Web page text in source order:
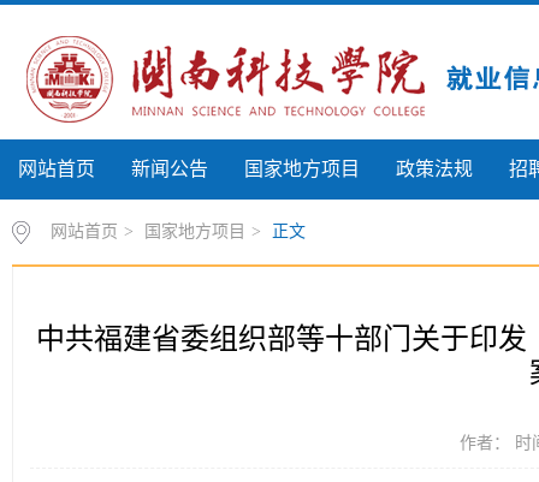
网站首页 新闻公告 国家地方项目 政策法规 招
网站首页 > 国家地方项目 > 正文
中共福建省委组织部等十部门关于印
作者： 时